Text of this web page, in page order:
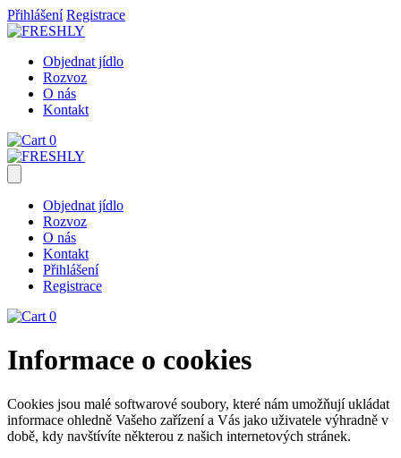
Přihlášení Registrace
Objednat jídlo
Rozvoz
O nás
Kontakt
0
Objednat jídlo
Rozvoz
O nás
Kontakt
Přihlášení
Registrace
0
Informace o cookies
Cookies jsou malé softwarové soubory, které nám umožňují ukládat
informace ohledně Vašeho zařízení a Vás jako uživatele výhradně v
době, kdy navštívíte některou z našich internetových stránek.